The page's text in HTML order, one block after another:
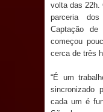
e
volta das 22h.
parceria
Captação
começou
cerca de três
“É um
sincronizado
cada um é